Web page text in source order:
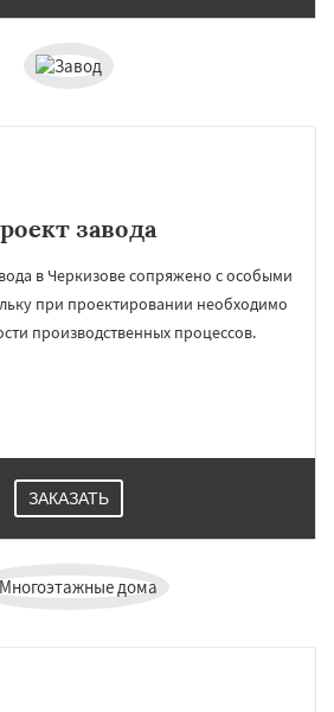
завода
в Черкизове сопряжено с особыми
при проектировании необходимо
производственных процессов.
ЗАКАЗАТЬ